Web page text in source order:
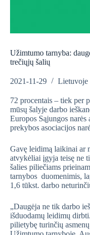
Užimtumo tarnyba:
trečiųjų šalių
2021-11-29 Lietuvoje
72 procentais – tiek per
mūsų šalyje darbo
Europos Sąjungos
prekybos asociacijos
Gavę leidimą laikinai ar
atvykėliai įgyja teisę ne
šalies piliečiams
tarnybos duomenimis,
1,6 tūkst. darbo
„Daugėja ne tik darbo
išduodamų leidimų
pilietybę turinčių